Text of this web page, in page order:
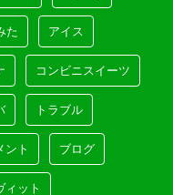
た アイス
コンビニスイーツ
トラブル
ント ブログ
ィット